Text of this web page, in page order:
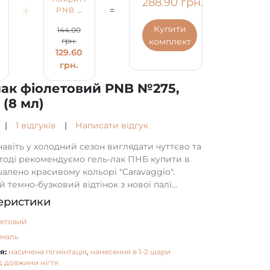
фіолетовий PNB №275,
мл)
| 1 відгуків |
Написати відгук
у холодний сезон виглядати чуттєво та
рекомендуємо гель-лак ПНБ купити в
красивому кольорі "Caravaggio".
темно-бузковий відтінок з нової палі...
насичена пігмінтація, нанесення в 1-2 шари
довжини нігтя
+
PNB 8
Base
Coat
144.00
грн.
129.60
грн.
=
Купити
комплект